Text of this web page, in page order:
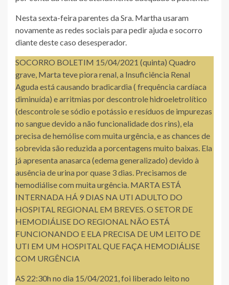
Nesta sexta-feira parentes da Sra. Martha usaram
novamente as redes sociais para pedir ajuda e socorro
diante deste caso desesperador.
SOCORRO BOLETIM 15/04/2021 (quinta) Quadro
grave, Marta teve piora renal, a Insuficiência Renal
Aguda está causando bradicardia ( frequência cardíaca
diminuída) e arritmias por descontrole hidroeletrolítico
(descontrole se sódio e potássio e resíduos de impurezas
no sangue devido a não funcionalidade dos rins), ela
precisa de hemólise com muita urgência, e as chances de
sobrevida são reduzida a porcentagens muito baixas. Ela
já apresenta anasarca (edema generalizado) devido à
ausência de urina por quase 3 dias. Precisamos de
hemodiálise com muita urgência. MARTA ESTÁ
INTERNADA HÁ 9 DIAS NA UTI ADULTO DO
HOSPITAL REGIONAL EM BREVES. O SETOR DE
HEMODIÁLISE DO REGIONAL NÃO ESTÁ
FUNCIONANDO E ELA PRECISA DE UM LEITO DE
UTI EM UM HOSPITAL QUE FAÇA HEMODIÁLISE
COM URGÊNCIA
AS 22:30h no dia 15/04/2021, foi liberado leito no